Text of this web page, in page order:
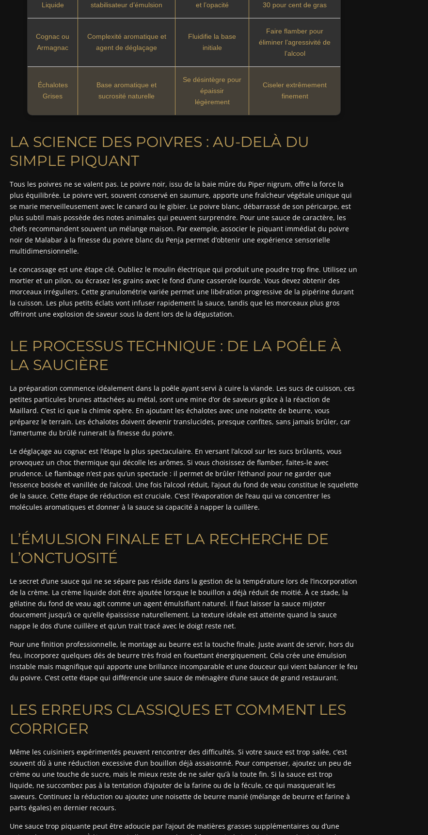
Liquide
stabilisateur d’émulsion
et l’opacité
30 pour cent de gras
Cognac ou
Armagnac
Complexité aromatique et
agent de déglaçage
Fluidifie la base
initiale
Faire flamber pour
éliminer l’agressivité de
l’alcool
Échalotes
Grises
Base aromatique et
sucrosité naturelle
Se désintègre pour
épaissir
légèrement
Ciseler extrêmement
finement
LA SCIENCE DES POIVRES : AU-DELÀ DU
SIMPLE PIQUANT
Tous les poivres ne se valent pas. Le poivre noir, issu de la baie mûre du Piper nigrum, offre la force la
plus équilibrée. Le poivre vert, souvent conservé en saumure, apporte une fraîcheur végétale unique qui
se marie merveilleusement avec le canard ou le gibier. Le poivre blanc, débarrassé de son péricarpe, est
plus subtil mais possède des notes animales qui peuvent surprendre. Pour une sauce de caractère, les
chefs recommandent souvent un mélange maison. Par exemple, associer le piquant immédiat du poivre
noir de Malabar à la finesse du poivre blanc du Penja permet d’obtenir une expérience sensorielle
multidimensionnelle.
Le concassage est une étape clé. Oubliez le moulin électrique qui produit une poudre trop fine. Utilisez un
mortier et un pilon, ou écrasez les grains avec le fond d’une casserole lourde. Vous devez obtenir des
morceaux irréguliers. Cette granulométrie variée permet une libération progressive de la pipérine durant
la cuisson. Les plus petits éclats vont infuser rapidement la sauce, tandis que les morceaux plus gros
offriront une explosion de saveur sous la dent lors de la dégustation.
LE PROCESSUS TECHNIQUE : DE LA POÊLE À
LA SAUCIÈRE
La préparation commence idéalement dans la poêle ayant servi à cuire la viande. Les sucs de cuisson, ces
petites particules brunes attachées au métal, sont une mine d’or de saveurs grâce à la réaction de
Maillard. C’est ici que la chimie opère. En ajoutant les échalotes avec une noisette de beurre, vous
préparez le terrain. Les échalotes doivent devenir translucides, presque confites, sans jamais brûler, car
l’amertume du brûlé ruinerait la finesse du poivre.
Le déglaçage au cognac est l’étape la plus spectaculaire. En versant l’alcool sur les sucs brûlants, vous
provoquez un choc thermique qui décolle les arômes. Si vous choisissez de flamber, faites-le avec
prudence. Le flambage n’est pas qu’un spectacle : il permet de brûler l’éthanol pour ne garder que
l’essence boisée et vanillée de l’alcool. Une fois l’alcool réduit, l’ajout du fond de veau constitue le squelette
de la sauce. Cette étape de réduction est cruciale. C’est l’évaporation de l’eau qui va concentrer les
molécules aromatiques et donner à la sauce sa capacité à napper la cuillère.
L’ÉMULSION FINALE ET LA RECHERCHE DE
L’ONCTUOSITÉ
Le secret d’une sauce qui ne se sépare pas réside dans la gestion de la température lors de l’incorporation
de la crème. La crème liquide doit être ajoutée lorsque le bouillon a déjà réduit de moitié. À ce stade, la
gélatine du fond de veau agit comme un agent émulsifiant naturel. Il faut laisser la sauce mijoter
doucement jusqu’à ce qu’elle épaississe naturellement. La texture idéale est atteinte quand la sauce
nappe le dos d’une cuillère et qu’un trait tracé avec le doigt reste net.
Pour une finition professionnelle, le montage au beurre est la touche finale. Juste avant de servir, hors du
feu, incorporez quelques dés de beurre très froid en fouettant énergiquement. Cela crée une émulsion
instable mais magnifique qui apporte une brillance incomparable et une douceur qui vient balancer le feu
du poivre. C’est cette étape qui différencie une sauce de ménagère d’une sauce de grand restaurant.
LES ERREURS CLASSIQUES ET COMMENT LES
CORRIGER
Même les cuisiniers expérimentés peuvent rencontrer des difficultés. Si votre sauce est trop salée, c’est
souvent dû à une réduction excessive d’un bouillon déjà assaisonné. Pour compenser, ajoutez un peu de
crème ou une touche de sucre, mais le mieux reste de ne saler qu’à la toute fin. Si la sauce est trop
liquide, ne succombez pas à la tentation d’ajouter de la farine ou de la fécule, ce qui masquerait les
saveurs. Continuez la réduction ou ajoutez une noisette de beurre manié (mélange de beurre et farine à
parts égales) en dernier recours.
Une sauce trop piquante peut être adoucie par l’ajout de matières grasses supplémentaires ou d’une